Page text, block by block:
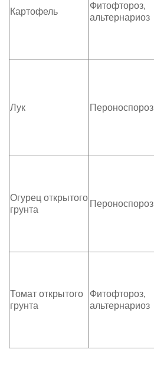
Картофель
Фитофтороз,
альтернариоз
Лук Пероноспороз
Огурец открытого
грунта
Пероноспороз
Томат открытого
грунта
Фитофтороз,
альтернариоз